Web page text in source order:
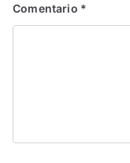
Comentario *